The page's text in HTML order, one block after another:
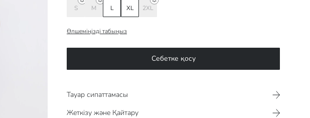
S M L XL 2XL
Өлшеміңізді табыңыз
Себетке қосу
Тауар сипаттамасы​​​​​
Жеткізу және Қайтару